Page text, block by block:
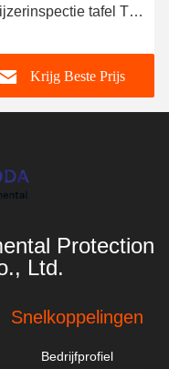
tafel T
Krijg Beste Prijs
Protection
Ltd.
Snelkoppelingen
Bedrijfprofiel